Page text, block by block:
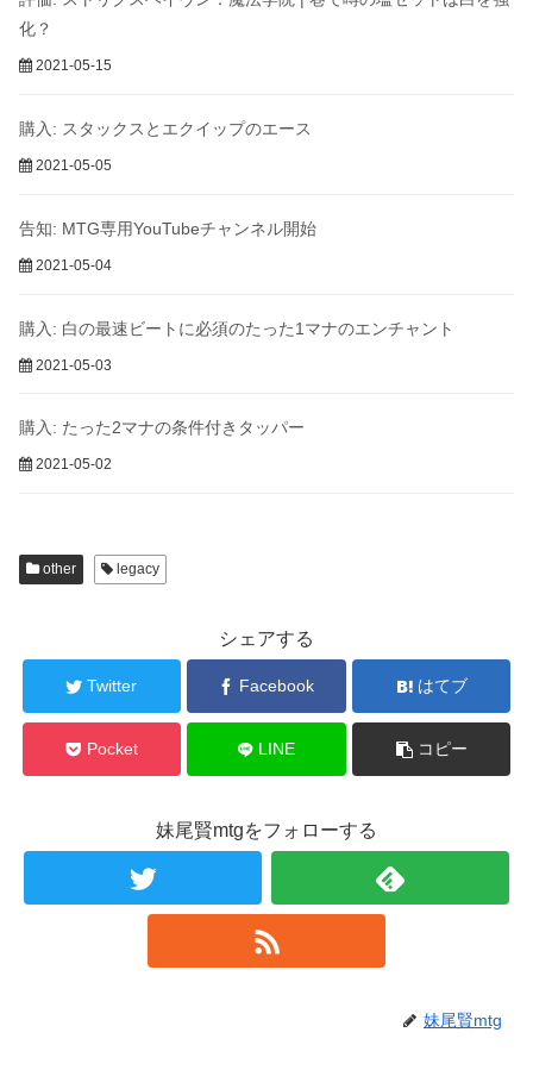
化？
2021-05-15
購入: スタックスとエクイップのエース
2021-05-05
告知: MTG専用YouTubeチャンネル開始
2021-05-04
購入: 白の最速ビートに必須のたった1マナのエンチャント
2021-05-03
購入: たった2マナの条件付きタッパー
2021-05-02
other legacy
シェアする
Twitter Facebook はてブ
Pocket LINE コピー
妹尾賢mtgをフォローする
妹尾賢mtg